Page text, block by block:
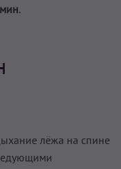
.
лёжа на спине